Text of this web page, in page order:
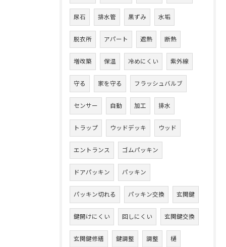
尿石 排水管 黒ずみ 水垢
脱衣所 アパート 遮熱 断熱
増改築 保温 冷めにくい 紫外線
守る 家を守る フラッシュバルブ
センサー 自動 加工 排水
トラップ ウッドデッキ ウッド
エントランス ゴムパッキン
ドアパッキン パッキン
パッキン切れる パッキン交換 玄関鍵
鍵開けにくい 回しにくい 玄関鍵交換
玄関鍵修繕 鍵調整 調整 樋